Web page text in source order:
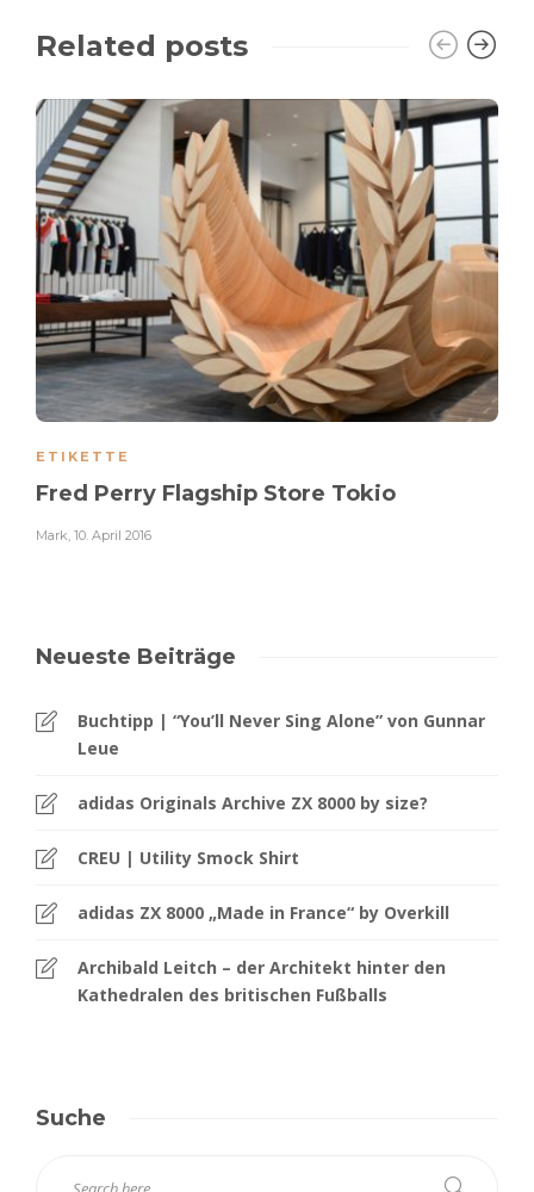
Related posts
ETIKETTE
Fred Perry Flagship Store Tokio
Mark, 10. April 2016
Neueste Beiträge
Buchtipp | “You’ll Never Sing Alone” von Gunnar
Leue
adidas Originals Archive ZX 8000 by size?
CREU | Utility Smock Shirt
adidas ZX 8000 „Made in France“ by Overkill
Archibald Leitch – der Architekt hinter den
Kathedralen des britischen Fußballs
Suche